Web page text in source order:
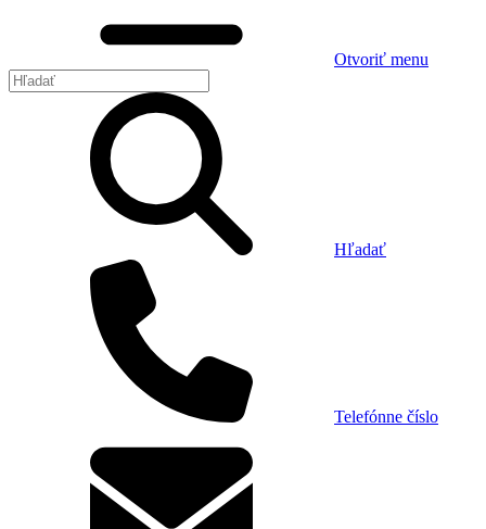
Otvoriť menu
Hľadať
Telefónne číslo